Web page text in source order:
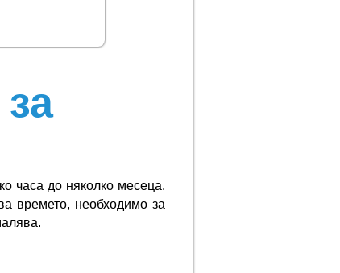
часа до няколко месеца.
времето, необходимо за